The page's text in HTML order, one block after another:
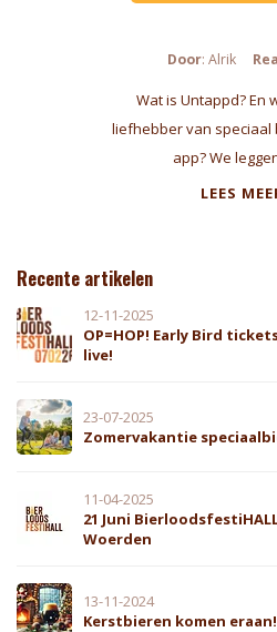
Door: Alrik
Wat is Untappd? En
liefhebber van speciaal
app? We
LEES
Recente artikelen
12-11-2025
OP=HOP! Early Bird
live!
23-07-2025
Zomervakantie
11-04-2025
21 Juni
Woerden
13-11-2024
Kerstbieren komen eraan!